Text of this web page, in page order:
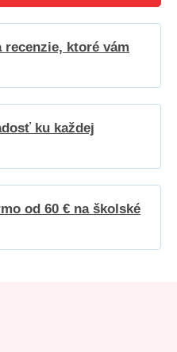
recenzie, ktoré vám
ku každej
od 60 € na školské